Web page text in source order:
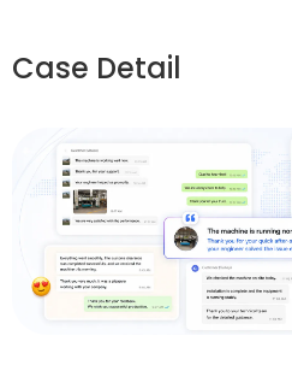
Case Detail